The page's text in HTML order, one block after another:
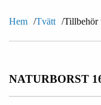
Hem Tvätt Tillbehör
NATURBORST